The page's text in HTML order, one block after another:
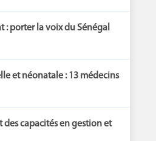
: porter la voix du Sénégal
et néonatale : 13 médecins
des capacités en gestion et